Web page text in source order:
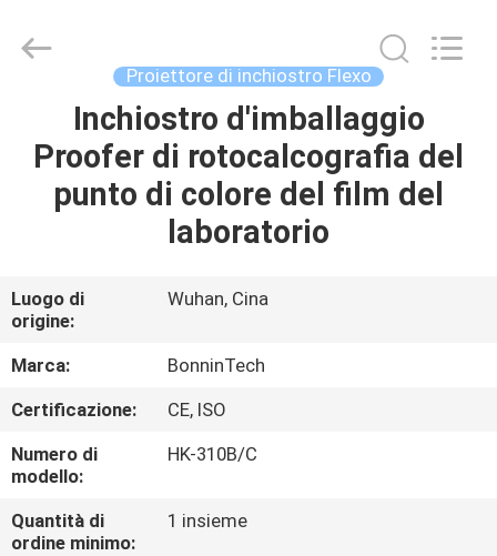
CASA
PRODOTTI
CIRCA
NOI
GIRO
DELLA
FABBRICA
Ltd..
Proiettore di inchiostro Flexo
Inchiostro d'imballaggio
Proofer di rotocalcografia del
punto di colore del film del
laboratorio
Luogo di
origine:
Wuhan, Cina
Marca:
BonninTech
Certificazione:
CE, ISO
Numero di
modello:
HK-310B/C
Quantità di
ordine minimo:
1 insieme